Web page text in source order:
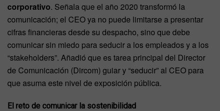
corporativo. Señala que el año 2020 transformó la
comunicación; el CEO ya no puede limitarse a presentar
cifras financieras desde su despacho, sino que debe
comunicar sin miedo para seducir a los empleados y a los
“stakeholders”. Añadió que es tarea principal del Director
de Comunicación (Dircom) guiar y “seducir” al CEO para
que asuma este nivel de exposición pública.
El reto de comunicar la sostenibilidad